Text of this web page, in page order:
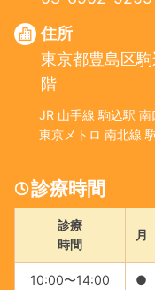
住所
東京都豊島区
階
JR 山手線 駒込駅 南
東京メトロ 南北線
診療時間
診療
時間
月
10:00〜14:00 ●